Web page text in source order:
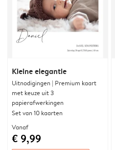
Kleine elegantie
Uitnodigingen | Premium kaart
met keuze uit 3
papierafwerkingen
Set van 10 kaarten
Vanaf
€ 9,99